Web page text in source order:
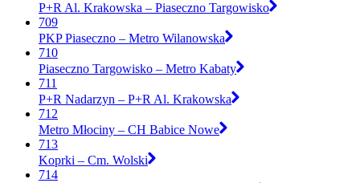
P+R Al. Krakowska – Piaseczno Targowisko
709
PKP Piaseczno – Metro Wilanowska
710
Piaseczno Targowisko – Metro Kabaty
711
P+R Nadarzyn – P+R Al. Krakowska
712
Metro Młociny – CH Babice Nowe
713
Koprki – Cm. Wolski
714